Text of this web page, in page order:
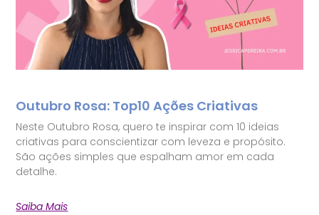
Outubro Rosa: Top10 Ações Criativas
Neste Outubro Rosa, quero te inspirar com 10 ideias
criativas para conscientizar com leveza e propósito.
São ações simples que espalham amor em cada
detalhe.
Saiba Mais